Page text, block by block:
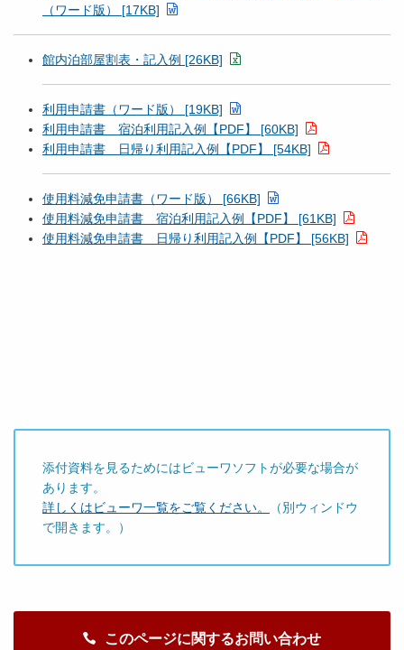
（ワード版） [17KB]
館内泊部屋割表・記入例 [26KB]
利用申請書（ワード版） [19KB]
利用申請書 宿泊利用記入例【PDF】 [60KB]
利用申請書 日帰り利用記入例【PDF】 [54KB]
使用料減免申請書（ワード版） [66KB]
使用料減免申請書 宿泊利用記入例【PDF】 [61KB]
使用料減免申請書 日帰り利用記入例【PDF】 [56KB]
添付資料を見るためにはビューワソフトが必要な場合が
あります。
詳しくはビューワ一覧をご覧ください。
（別ウィンドウ
で開きます。）
このページに関するお問い合わせ